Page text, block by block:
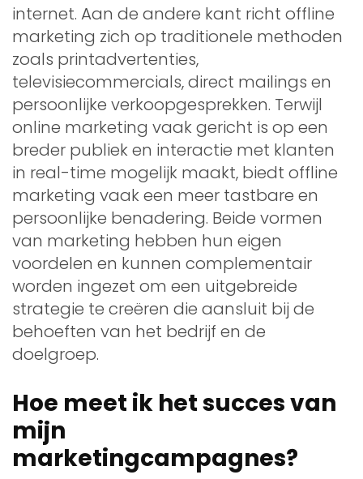
internet. Aan de andere kant richt offline
marketing zich op traditionele methoden
zoals printadvertenties,
televisiecommercials, direct mailings en
persoonlijke verkoopgesprekken. Terwijl
online marketing vaak gericht is op een
breder publiek en interactie met klanten
in real-time mogelijk maakt, biedt offline
marketing vaak een meer tastbare en
persoonlijke benadering. Beide vormen
van marketing hebben hun eigen
voordelen en kunnen complementair
worden ingezet om een uitgebreide
strategie te creëren die aansluit bij de
behoeften van het bedrijf en de
doelgroep.
Hoe meet ik het succes van
mijn
marketingcampagnes?